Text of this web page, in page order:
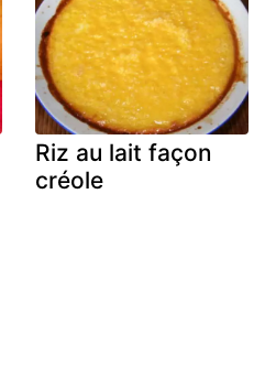
Riz au lait façon
créole